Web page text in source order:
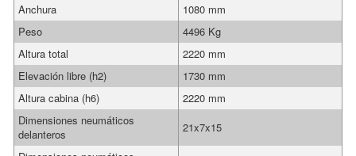
Anchura
1080 mm
Peso
4496 Kg
Altura total
2220 mm
Elevación libre (h2)
1730 mm
Altura cabina (h6)
2220 mm
Dimensiones neumáticos
delanteros
21x7x15